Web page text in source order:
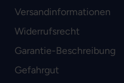
Versandinformationen
Widerrufsrecht
Garantie-Beschreibung
Gefahrgut